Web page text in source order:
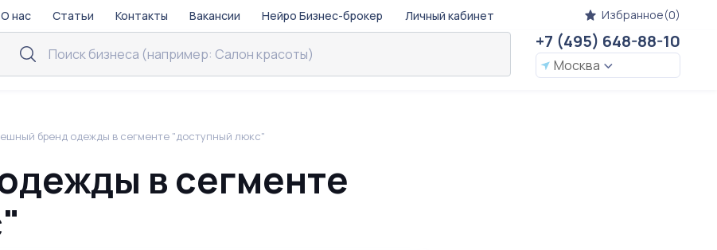
О нас Статьи Контакты Вакансии Нейро Бизнес-брокер Личный кабинет Избранное(0)
+7 (495) 648-88-10
Москва
бренд одежды в сегменте "доступный люкс"
в сегменте